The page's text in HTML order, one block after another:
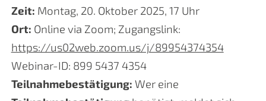
Zeit: Montag, 20. Oktober 2025, 17 Uhr
Ort: Online via Zoom; Zugangslink:
https://us02web.zoom.us/j/89954374354
Webinar-ID: 899 5437 4354
Teilnahmebestätigung: Wer eine